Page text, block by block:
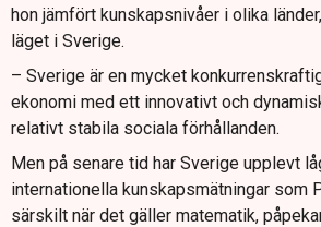
hon jämfört kunskapsnivåer i olika
läget i Sverige.
– Sverige är en mycket
ekonomi med ett innovativt och
relativt stabila sociala förhållanden.
Men på senare tid har Sverige upplevt
internationella kunskapsmätningar som
särskilt när det gäller matematik,